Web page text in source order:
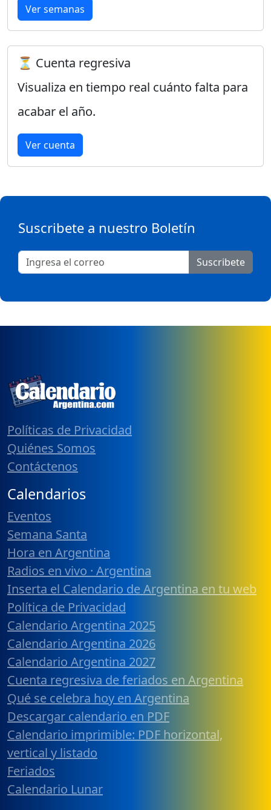
Ver semanas
⏳ Cuenta regresiva
Visualiza en tiempo real cuánto falta para
acabar el año.
Ver cuenta
Suscribete a nuestro Boletín
Suscribete
Políticas de Privacidad
Quiénes Somos
Contáctenos
Calendarios
Eventos
Semana Santa
Hora en Argentina
Radios en vivo · Argentina
Inserta el Calendario de Argentina en tu web
Política de Privacidad
Calendario Argentina 2025
Calendario Argentina 2026
Calendario Argentina 2027
Cuenta regresiva de feriados en Argentina
Qué se celebra hoy en Argentina
Descargar calendario en PDF
Calendario imprimible: PDF horizontal,
vertical y listado
Feriados
Calendario Lunar